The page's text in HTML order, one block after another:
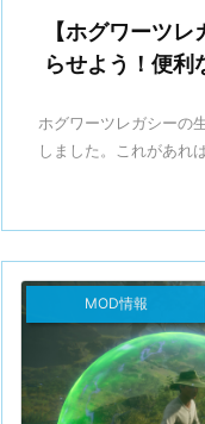
【ホグワーツ
らせよう！便利
ホグワーツレガシーの
しました。これがあれ
MOD情報